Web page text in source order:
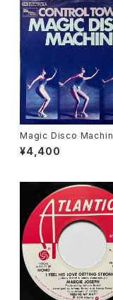
Magic Disco
atchin'
¥4,400